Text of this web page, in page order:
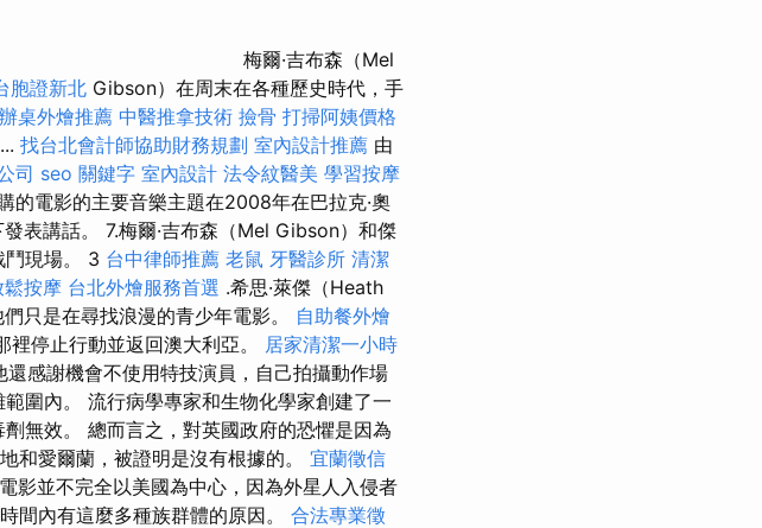
梅爾·吉布森（Mel
胞證新北 Gibson）在周末在各種歷史時代，手
辦桌外燴推薦 中醫推拿技術 撿骨 打掃阿姨價格
找台北會計師協助財務規劃 室內設計推薦 由
司 seo 關鍵字 室內設計 法令紋醫美 學習按摩
的電影的主要音樂主題在2008年在巴拉克·奧
表講話。 7.梅爾·吉布森（Mel Gibson）和傑
鬥現場。 3 台中律師推薦 老鼠 牙醫診所 清潔
按摩 台北外燴服務首選 .希思·萊傑（Heath
只是在尋找浪漫的青少年電影。
自助餐外燴
停止行動並返回澳大利亞。 居家清潔一小時
還感謝機會不使用特技演員，自己拍攝動作場
圍內。 流行病學專家和生物化學家創建了一
無效。 總而言之，對英國政府的恐懼是因為
和愛爾蘭，被證明是沒有根據的。 宜蘭徵信
影並不完全以美國為中心，因為外星人入侵者
間內有這麼多種族群體的原因。 合法專業徵